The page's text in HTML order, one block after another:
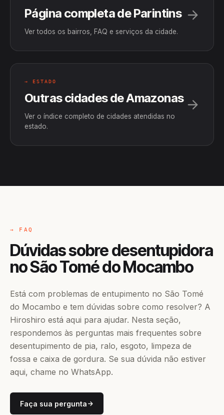
Página completa de Parintins
Ver todos os bairros, FAQ e serviços da cidade.
→ ESTADO
Outras cidades de Amazonas
Ver o índice completo de cidades atendidas no
estado.
→ FAQ
Dúvidas sobre desentupidora
no São Tomé do Mocambo
Está com problemas de entupimento no São Tomé
do Mocambo e tem dúvidas sobre como resolver? A
Hiroshiro está aqui para ajudar. Nesta seção,
respondemos às perguntas mais frequentes sobre
desentupimento de pia, ralo, esgoto, limpeza de
fossa e caixa de gordura. Se sua dúvida não estiver
aqui, chame no WhatsApp.
Faça sua pergunta